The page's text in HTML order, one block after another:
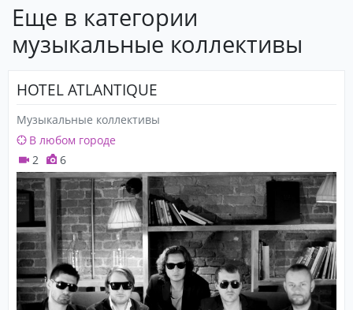
Еще в категории
музыкальные коллективы
HOTEL ATLANTIQUE
Музыкальные коллективы
В любом городе
2
6